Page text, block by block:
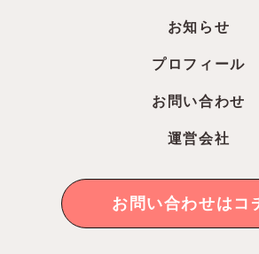
お知らせ
プロフィール
お問い合わせ
運営会社
お問い合わせはコ